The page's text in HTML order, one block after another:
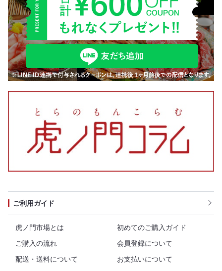
ご利用ガイド
虎ノ門市場とは
初めてのご購入ガイド
ご購入の流れ
会員登録について
配送・送料について
お支払いについて